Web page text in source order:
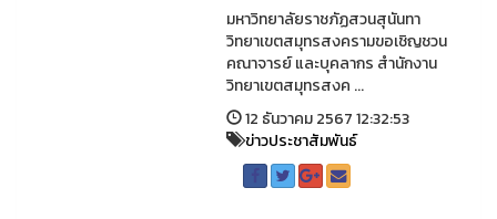
มหาวิทยาลัยราชภัฏสวนสุนันทา
วิทยาเขตสมุทรสงครามขอเชิญชวน
คณาจารย์ และบุคลากร สำนักงาน
วิทยาเขตสมุทรสงค ...
12 ธันวาคม 2567 12:32:53
ข่าวประชาสัมพันธ์